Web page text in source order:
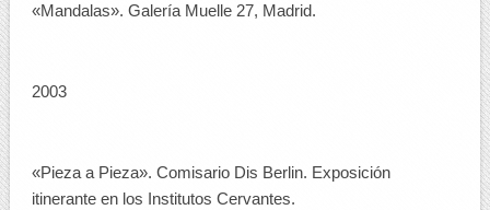
«Mandalas». Galería Muelle 27, Madrid.
2003
«Pieza a Pieza». Comisario Dis Berlin. Exposición
itinerante en los Institutos Cervantes.